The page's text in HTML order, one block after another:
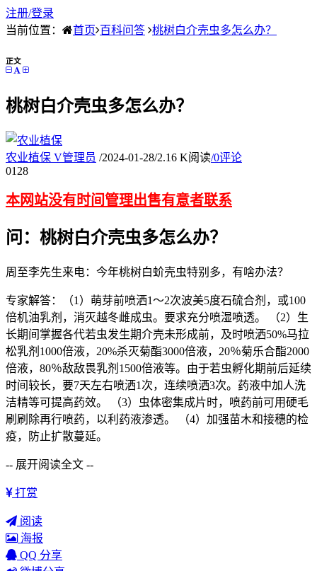
注册/登录
当前位置：
首页 百科问答 桃树白介壳虫多怎么办？
正文
桃树白介壳虫多怎么办？
农业植保 V管理员 /2024-01-28/2.16 K阅读/0评论
01 28
本网站没有时间管理出售有意者联系
问：桃树白介壳虫多怎么办？
周至李先生来电：今年桃树白蚧壳虫特别多，有啥办法？
专家解答：（1）萌芽前喷洒1～2次波美5度石硫合剂，或100
倍机油乳剂，消灭越冬雌成虫。要求充分喷湿喷透。 （2）生
长期间掌握各代若虫发生期介壳未形成前，及时喷洒50%马拉
松乳剂1000倍液，20%杀灭菊酯3000倍液，20％菊乐合酯2000
倍液，80％敌敌畏乳剂1500倍液等。由于若虫孵化期前后延续
时间较长，要7天左右喷洒1次，连续喷洒3次。药液中加人洗
洁精等可提高药效。 （3）虫体密集成片时，喷药前可用硬毛
刷刷除再行喷药，以利药液渗透。 （4）加强苗木和接穗的检
疫，防止扩散蔓延。
-- 展开阅读全文 --
打赏
阅读
海报
QQ 分享